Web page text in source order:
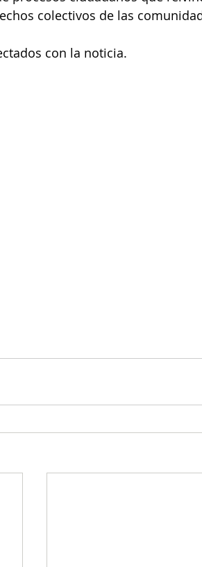
colectivos de las
con la noticia.